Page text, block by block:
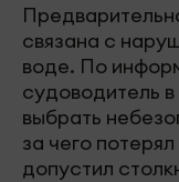
связана с
воде. По
судоводитель
выбрать
за чего
допустил